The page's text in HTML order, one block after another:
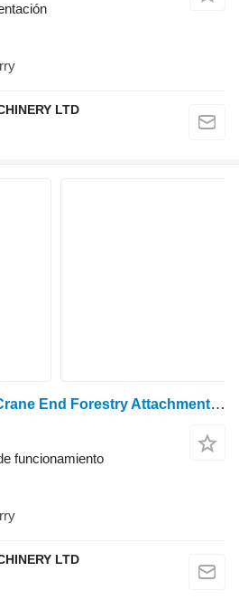
LTD
Hyundai Hx220lc Tip Crane End Forestry Attachment Tip Crane END
funcionamiento
LTD